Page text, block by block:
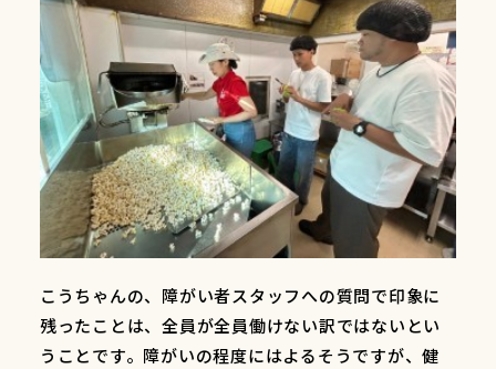
こうちゃんの、障がい者スタッフへの質問で印象に
残ったことは、全員が全員働けない訳ではないとい
うことです。障がいの程度にはよるそうですが、健